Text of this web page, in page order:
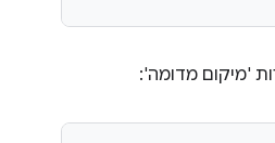
'מיקום מדומה':